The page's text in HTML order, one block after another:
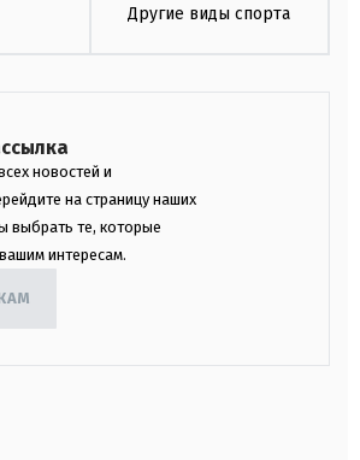
Другие виды спорта
новостей и
на страницу наших
выбрать те, которые
интересам.